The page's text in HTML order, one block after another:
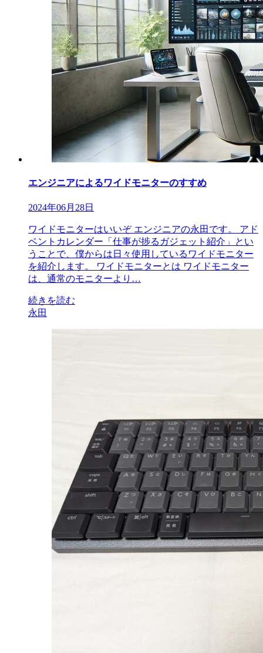
エンジニアによるワイドモニターのすすめ
2024年06月28日
ワイドモニターはいいぞ エンジニアの永田です。 アド
ベントカレンダー「仕事が捗るガジェット紹介」とい
うことで、僕からは日々使用しているワイドモニター
を紹介します。 ワイドモニターとは ワイドモニター
は、通常のモニターより…
続きを読む
永田